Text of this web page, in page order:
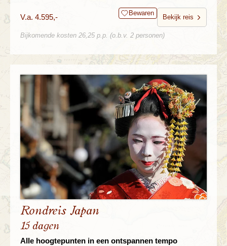
V.a. 4.595,- Bewaren
Bekijk reis
Bijkomende kosten 26,25 p.p. (o.b.v. 2 personen)
Rondreis Japan
15 dagen
Alle hoogtepunten in een ontspannen tempo